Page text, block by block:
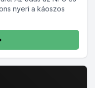
nyeri a káoszos